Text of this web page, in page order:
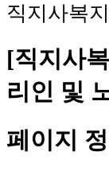
직지사복
[직지사
리인 및
페이지